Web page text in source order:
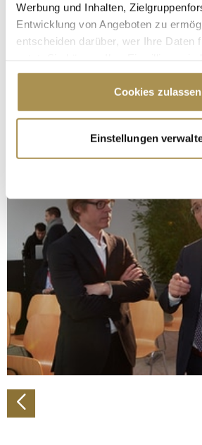
Werbung und Inhalten,
Entwicklung von Angeboten zu
entscheiden darüber, wer Ihre Daten
Cookie-Erklärung oder durch
Trigger Symbol ändern oder widerrufen
Informationen über Ihre
erfassen, welche bis auf einige
bestimmten Merkmalen
Erfahren Sie mehr darüber, wie Ihre
verarbeitet werden, und legen Sie
Abschnitt Einzelheitenfest.
Wir verwenden Cookies, um Inhalte
personalisieren, Funktionen für
zu können und die Zugriffe auf
analysieren. Außerdem geben wir
Verwendung unserer Website an
Partner führen diese Informationen
weiteren Daten zusammen, die Sie
Cookies zulassen
Einstellungen